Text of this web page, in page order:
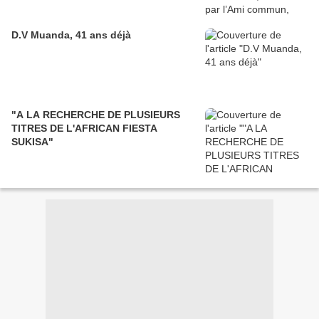
D.V Muanda, 41 ans déjà
"A LA RECHERCHE DE PLUSIEURS
TITRES DE L'AFRICAN FIESTA
SUKISA"